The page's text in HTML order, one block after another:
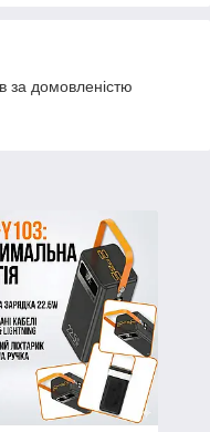
за домовленістю